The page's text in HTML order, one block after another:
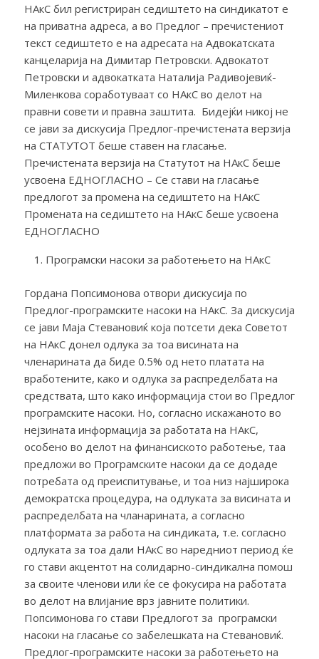
НАкС бил регистриран седиштето на синдикатот е
на приватна адреса, а во Предлог – пречистениот
текст седиштето е на адресата на Адвокатската
канцеларија на Димитар Петровски. Адвокатот
Петровски и адвокатката Наталија Радивојевиќ-
Миленкова соработуваат со НАкС во делот на
правни совети и правна заштита. Бидејќи никој не
се јави за дискусија Предлог-пречистената верзија
на СТАТУТОТ беше ставен на гласање.
Пречистената верзија на Статутот на НАкС беше
усвоена ЕДНОГЛАСНО – Се стави на гласање
предлогот за промена на седиштето на НАкС
Промената на седиштето на НАкС беше усвоена
ЕДНОГЛАСНО
Програмски насоки за работењето на НАкС
Гордана Попсимонова отвори дискусија по
Предлог-програмските насоки на НАкС. За дискусија
се јави Маја Стевановиќ која потсети дека Советот
на НАкС донел одлука за тоа висината на
членарината да биде 0.5% од нето платата на
вработените, како и одлука за распределбата на
средствата, што како информација стои во Предлог
програмските насоки. Но, согласно искажаното во
нејзината информација за работата на НАкС,
особено во делот на финансиското работење, таа
предложи во Програмските насоки да се додаде
потребата од преиспитување, и тоа низ најширока
демократска процедура, на одлуката за висината и
распределбата на чланарината, а согласно
платформата за работа на синдиката, т.е. согласно
одлуката за тоа дали НАкС во наредниот период ќе
го стави акцентот на солидарно-синдикална помош
за своите членови или ќе се фокусира на работата
во делот на влијание врз јавните политики.
Попсимонова го стави Предлогот за програмски
насоки на гласање со забелешката на Стевановиќ.
Предлог-програмските насоки за работењето на